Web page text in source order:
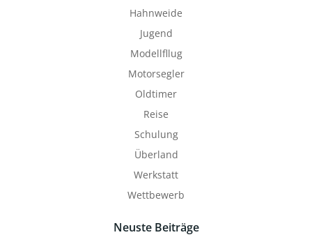
Hahnweide
Jugend
Modellfllug
Motorsegler
Oldtimer
Reise
Schulung
Überland
Werkstatt
Wettbewerb
Neuste Beiträge